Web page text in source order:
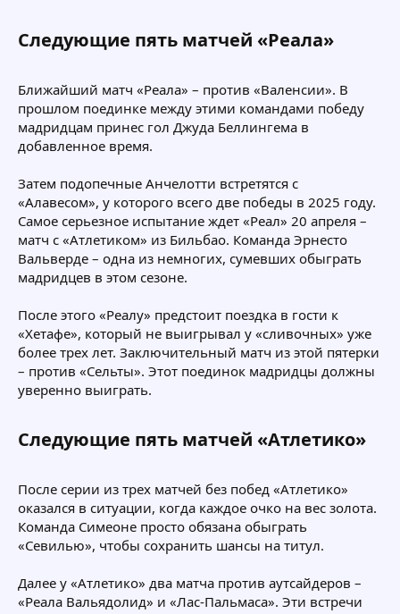
Следующие пять матчей «Реала»​
Ближайший матч «Реала» – против «Валенсии». В
прошлом поединке между этими командами победу
мадридцам принес гол Джуда Беллингема в
добавленное время.
Затем подопечные Анчелотти встретятся с
«Алавесом», у которого всего две победы в 2025 году.
Самое серьезное испытание ждет «Реал» 20 апреля –
матч с «Атлетиком» из Бильбао. Команда Эрнесто
Вальверде – одна из немногих, сумевших обыграть
мадридцев в этом сезоне.
После этого «Реалу» предстоит поездка в гости к
«Хетафе», который не выигрывал у «сливочных» уже
более трех лет. Заключительный матч из этой пятерки
– против «Сельты». Этот поединок мадридцы должны
уверенно выиграть.
Следующие пять матчей «Атлетико»​
После серии из трех матчей без побед «Атлетико»
оказался в ситуации, когда каждое очко на вес золота.
Команда Симеоне просто обязана обыграть
«Севилью», чтобы сохранить шансы на титул.
Далее у «Атлетико» два матча против аутсайдеров –
«Реала Вальядолид» и «Лас-Пальмаса». Эти встречи